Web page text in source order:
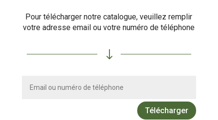
Pour télécharger notre catalogue, veuillez remplir
votre adresse email ou votre numéro de téléphone
"
Télécharger